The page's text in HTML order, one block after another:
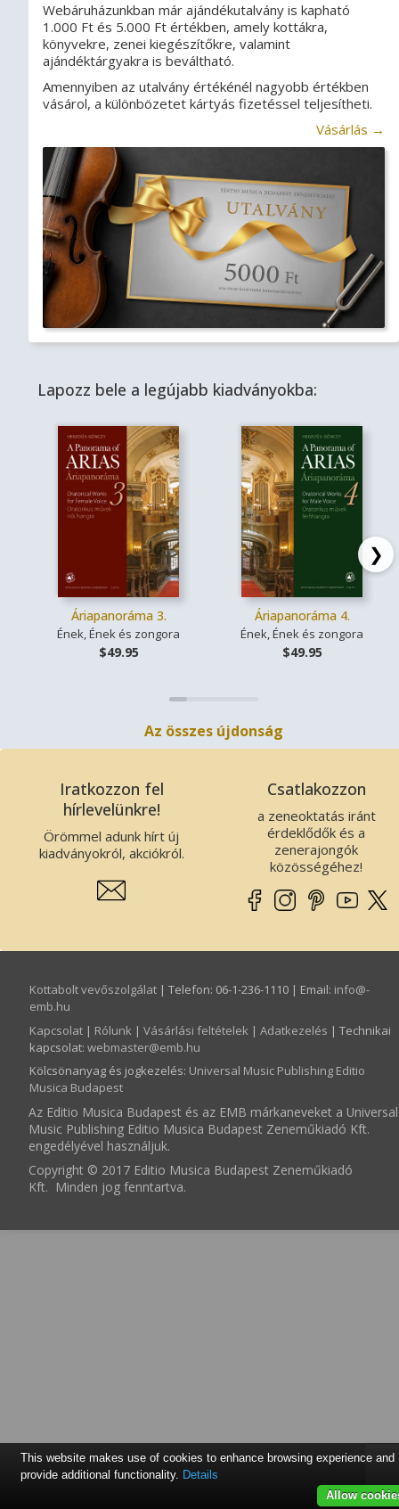
Webáruházunkban már ajándékutalvány is kapható
1.000 Ft és 5.000 Ft értékben, amely kottákra,
könyvekre, zenei kiegészítőkre, valamint
ajándéktárgyakra is beváltható.
Amennyiben az utalvány értékénél nagyobb értékben
vásárol, a különbözetet kártyás fizetéssel teljesítheti.
Vásárlás →
Lapozz bele a legújabb kiadványokba:
Áriapanoráma 3.
Ének, Ének és zongora
$49.95
Áriapanoráma 4.
Ének, Ének és zongora
$49.95
❯
Az összes újdonság
Iratkozzon fel
hírlevelünkre!
Örömmel adunk hírt új
kiadványokról, akciókról.
Csatlakozzon
a zeneoktatás iránt
érdeklődők és a
zenerajongók
közösségéhez!
Kottabolt vevőszolgálat | Telefon: 06-1-236-1110 | Email: info­@­
emb.hu
Kapcsolat | Rólunk | Vásárlási feltételek | Adatkezelés | Technikai
kapcsolat: webmaster­@­emb.hu
Kölcsönanyag és jogkezelés: Universal Music Publishing Editio
Musica Budapest
Az Editio Musica Budapest és az EMB márkaneveket a Universal
Music Publishing Editio Musica Budapest Zeneműkiadó Kft.
engedélyével használjuk.
Copyright © 2017 Editio Musica Budapest Zeneműkiadó
Kft. Minden jog fenntartva.
This website makes use of cookies to enhance browsing experience and
provide additional functionality. Details
Allow